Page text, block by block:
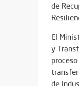
de
El
y
de